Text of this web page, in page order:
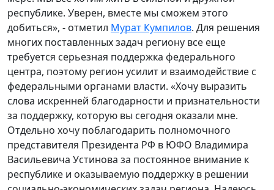
республике. Уверен, вместе мы сможем этого
добиться», - отметил Мурат Кумпилов. Для решения
многих поставленных задач региону все еще
требуется серьезная поддержка федерального
центра, поэтому регион усилит и взаимодействие с
федеральными органами власти. «Хочу выразить
слова искренней благодарности и признательности
за поддержку, которую вы сегодня оказали мне.
Отдельно хочу поблагодарить полномочного
представителя Президента РФ в ЮФО Владимира
Васильевича Устинова за постоянное внимание к
республике и оказываемую поддержку в решении